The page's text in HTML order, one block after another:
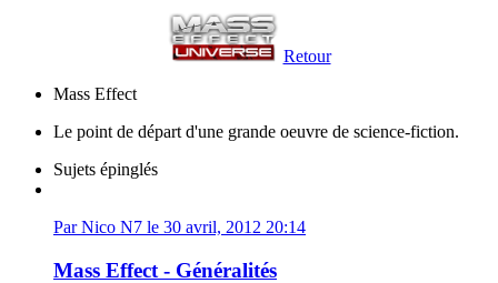
Retour
Mass Effect
Le point de départ d'une grande oeuvre de science-fiction.
Sujets épinglés
Par Nico N7 le 30 avril, 2012 20:14
Mass Effect - Généralités